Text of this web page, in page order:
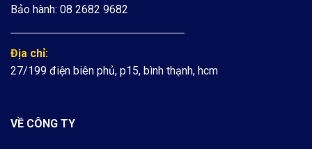
Bảo hành: 08 2682 9682
Địa chỉ:
27/199 điện biên phủ, p15, bình thạnh, hcm
VỀ CÔNG TY